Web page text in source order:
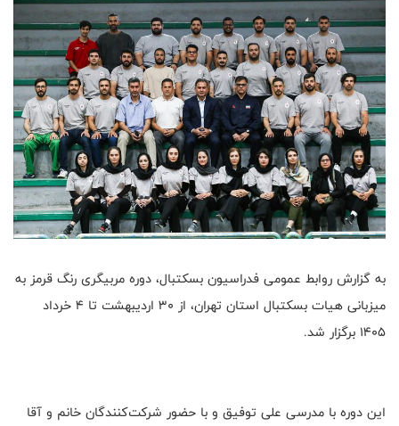
به گزارش روابط عمومی فدراسیون بسکتبال، دوره مربیگری رنگ قرمز به
میزبانی هیات بسکتبال استان تهران، از ۳۰ اردیبهشت تا ۴ خرداد
۱۴۰۵ برگزار شد.
این دوره با مدرسی علی توفیق و با حضور شرکت‌کنندگان خانم و آقا